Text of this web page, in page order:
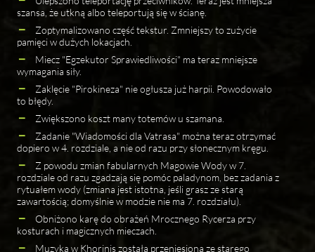
szansa, że utkną albo teleportują się w ścianę.
Zoptymalizowano część tekstur. Zmniejszy to zużycie
pamięci w dużych lokacjach.
Miecz "Egzekutor Sprawiedliwości" ma teraz mniejsze
wymagania siły.
Zaklęcie "Pirokineza" nie ogłusza już harpii. Powodowało
to błędy.
Zwiększono koszt many totemów u szamana.
Zadanie "Wiadomości dla Vatrasa" można teraz otrzymać
dopiero w 4. rozdziale, a nie od razu przy słonecznym kręgu.
Z powodu zmian fabularnych Magowie Wody w 7.
rozdziale od razu zgadzają się pomóc paladynom, bez zadania z
rytuałem wody (zmiana jest istotna, jeśli grasz ze starą
zawartością; domyślnie w modzie nie ma 7. rozdziału).
Obniżono karę do obrażeń Mrocznego Rycerza przy
kosturach i magicznych mieczach.
Muzyka w Khorinis została przeniesiona ze starego